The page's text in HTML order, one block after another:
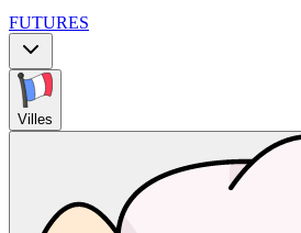
FUTURES
Villes